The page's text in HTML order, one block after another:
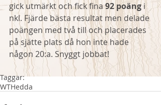
gick utmärkt och fick fina 92 poäng i
nkl. Fjärde bästa resultat men delade
poängen med två till och placerades
på sjätte plats då hon inte hade
någon 20:a. Snyggt jobbat!
Taggar:
WTHedda